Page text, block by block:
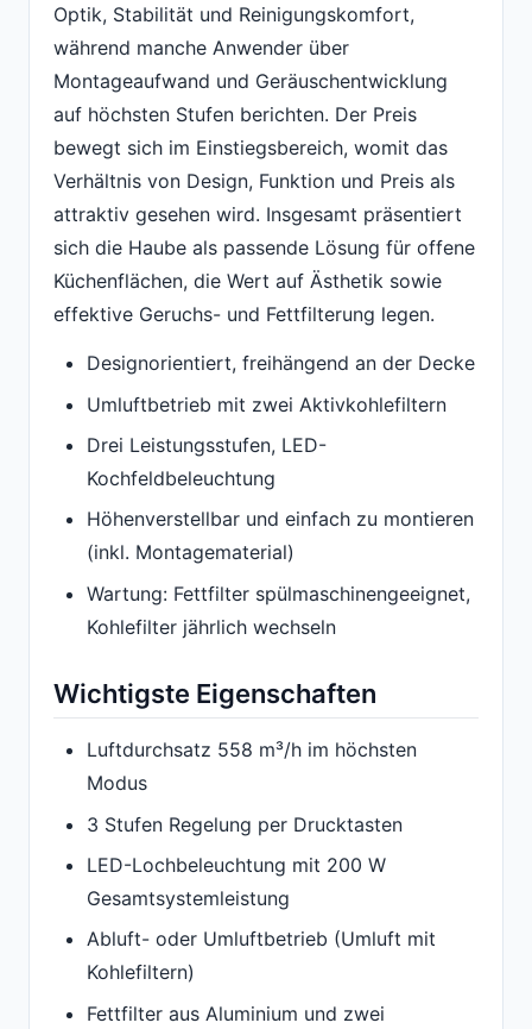
Optik, Stabilität und Reinigungskomfort,
während manche Anwender über
Montageaufwand und Geräuschentwicklung
auf höchsten Stufen berichten. Der Preis
bewegt sich im Einstiegsbereich, womit das
Verhältnis von Design, Funktion und Preis als
attraktiv gesehen wird. Insgesamt präsentiert
sich die Haube als passende Lösung für offene
Küchenflächen, die Wert auf Ästhetik sowie
effektive Geruchs- und Fettfilterung legen.
Designorientiert, freihängend an der Decke
Umluftbetrieb mit zwei Aktivkohlefiltern
Drei Leistungsstufen, LED-
Kochfeldbeleuchtung
Höhenverstellbar und einfach zu montieren
(inkl. Montagematerial)
Wartung: Fettfilter spülmaschinengeeignet,
Kohlefilter jährlich wechseln
Wichtigste Eigenschaften
Luftdurchsatz 558 m³/h im höchsten
Modus
3 Stufen Regelung per Drucktasten
LED-Lochbeleuchtung mit 200 W
Gesamtsystemleistung
Abluft- oder Umluftbetrieb (Umluft mit
Kohlefiltern)
Fettfilter aus Aluminium und zwei